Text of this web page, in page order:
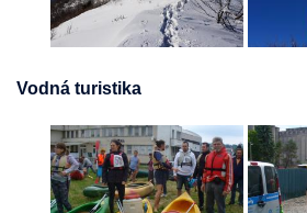
Vodná turistika